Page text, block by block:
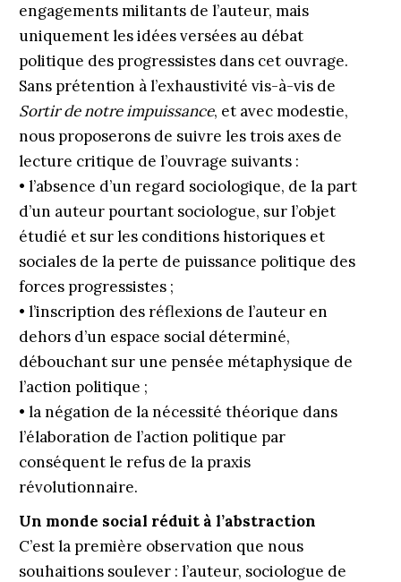
engagements militants de l’auteur, mais
uniquement les idées versées au débat
politique des progressistes dans cet ouvrage.
Sans prétention à l’exhaustivité vis-à-vis de
Sortir de notre impuissance, et avec modestie,
nous proposerons de suivre les trois axes de
lecture critique de l’ouvrage suivants :
• l’absence d’un regard sociologique, de la part
d’un auteur pourtant sociologue, sur l’objet
étudié et sur les conditions historiques et
sociales de la perte de puissance politique des
forces progressistes ;
• l’inscription des réflexions de l’auteur en
dehors d’un espace social déterminé,
débouchant sur une pensée métaphysique de
l’action politique ;
• la négation de la nécessité théorique dans
l’élaboration de l’action politique par
conséquent le refus de la praxis
révolutionnaire.
Un monde social réduit à l’abstraction
C’est la première observation que nous
souhaitions soulever : l’auteur, sociologue de